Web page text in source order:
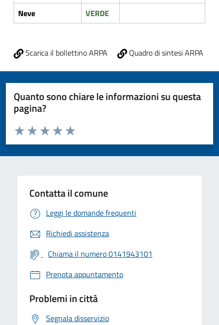
Neve
VERDE
Scarica il bollettino ARPA Quadro di sintesi ARPA
Quanto sono chiare le informazioni su questa
pagina?
Valuta da 1 a 5 stelle la pagina
Valuta 5 stelle su 5
Valuta 4 stelle su 5
Valuta 3 stelle su 5
Valuta 2 stelle su 5
Valuta 1 stelle su 5
Contatta il comune
Leggi le domande frequenti
Richiedi assistenza
Chiama il numero 0141943101
Prenota appuntamento
Problemi in città
Segnala disservizio